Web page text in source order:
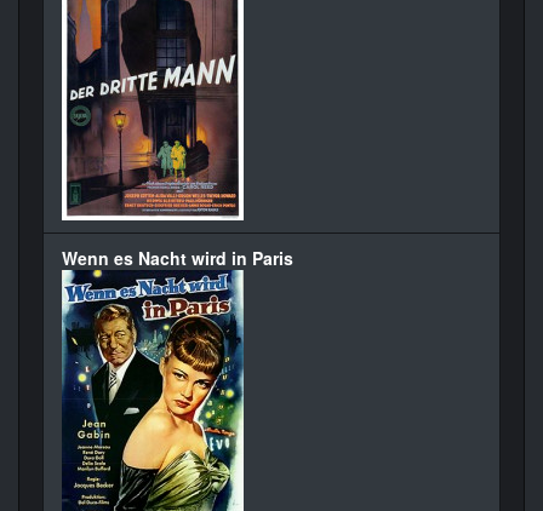
Wenn es Nacht wird in Paris